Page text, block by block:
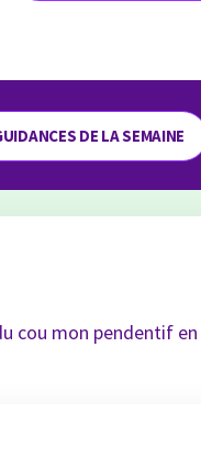
DE LA SEMAINE
mon pendentif